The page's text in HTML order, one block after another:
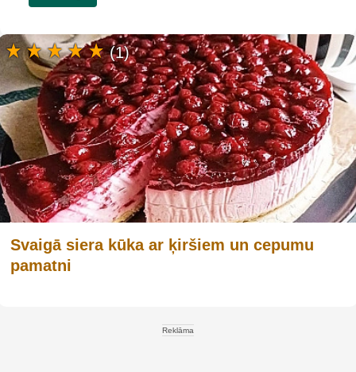
Svaigā siera kūka ar ķiršiem un cepumu
pamatni
(1)
Reklāma